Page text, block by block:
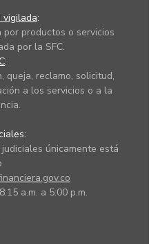
vigilada:
productos o servicios
por la SFC.
:
queja, reclamo, solicitud,
a los servicios o a la
únicamente está
a.m. a 5:00 p.m.